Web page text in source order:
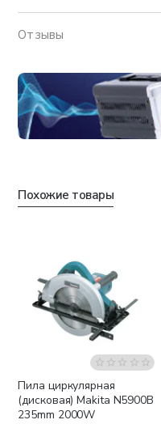
Отзывы
Похожие товары
Бесплатная доставка
Пила циркулярная
(дисковая) Makita N5900B
235mm 2000W